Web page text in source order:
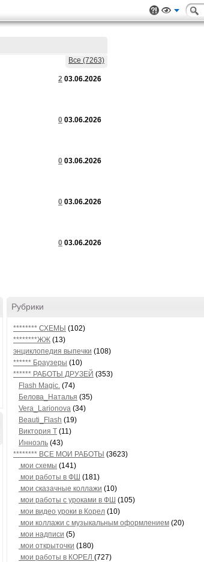
Все (7263)
2 03.06.2026
0 03.06.2026
0 03.06.2026
0 03.06.2026
0 03.06.2026
Рубрики
******** СХЕМЫ (102)
********ЖЖ (13)
энциклопедия выпечки (108)
****** Браузеры (10)
****** РАБОТЫ ДРУЗЕЙ (353)
Flash Magic. (74)
Белова_Наталья (35)
Vera_Larionova (34)
Beauti_Flash (19)
Виктория Т (11)
Инноэль (43)
******** ВСЕ МОИ РАБОТЫ (3623)
мои схемы (141)
мои работы в ФШ (181)
мои сказачные коллажи (10)
мои работы с уроками в ФШ (105)
мои видео уроки в Корел (10)
мои коллажи с музыкальным оформлением (20)
мои надписи (5)
мои открыточки (180)
мои работы в КОРЕЛ (727)